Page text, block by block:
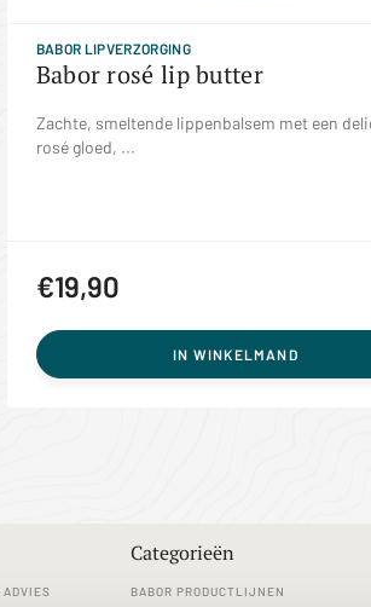
BABOR LIPVERZORGING
Babor rosé lip butter
Zachte, smeltende lippenbalsem met een
rosé gloed, ...
€19,90
IN WINKELMAND
Categorieën
BABOR PRODUCTLIJNEN